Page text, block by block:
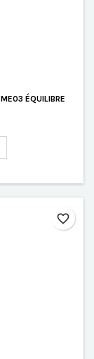
ÉQUILIBRE
favorite_border